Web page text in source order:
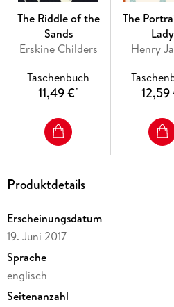
The Riddle of the
Sands
Erskine Childers
Taschenbuch
11,49 €*
The
Lady
Henry
12,59
Produktdetails
Erscheinungsdatum
19. Juni 2017
Sprache
englisch
Seitenanzahl